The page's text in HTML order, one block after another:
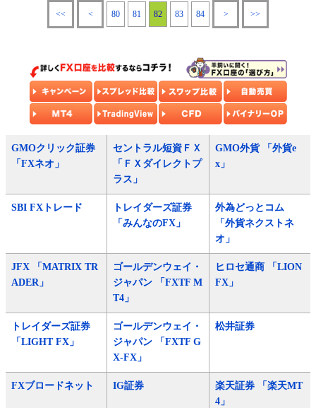
<< < 80 81 82 83 84 > >>
GMOクリック証券
「FXネオ」
セントラル短資ＦＸ
「ＦＸダイレクトプ
ラス」
GMO外貨 「外貨e
x」
SBI FXトレード
トレイダーズ証券
「みんなのFX」
外為どっとコム
「外貨ネクストネ
オ」
JFX 「MATRIX TR
ADER」
ゴールデンウェイ・
ジャパン 「FXTF M
T4」
ヒロセ通商 「LION
FX」
トレイダーズ証券
「LIGHT FX」
ゴールデンウェイ・
ジャパン 「FXTF G
X-FX」
松井証券
FXブロードネット IG証券
楽天証券 「楽天MT
4」